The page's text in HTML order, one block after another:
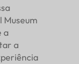
Museum
a
a